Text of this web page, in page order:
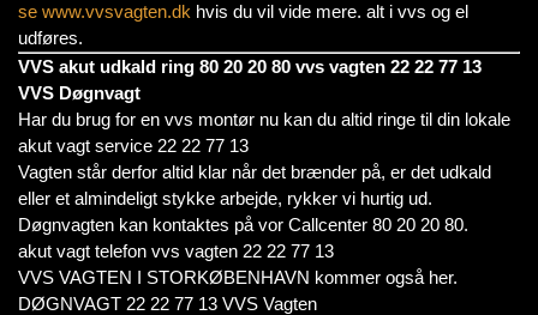
se www.vvsvagten.dk hvis du vil vide mere. alt i vvs og el
udføres.
VVS akut udkald ring 80 20 20 80 vvs vagten 22 22 77 13
VVS Døgnvagt
Har du brug for en vvs montør nu kan du altid ringe til din lokale
akut vagt service 22 22 77 13
Vagten står derfor altid klar når det brænder på, er det udkald
eller et almindeligt stykke arbejde, rykker vi hurtig ud.
Døgnvagten kan kontaktes på vor Callcenter 80 20 20 80.
akut vagt telefon vvs vagten 22 22 77 13
VVS VAGTEN I STORKØBENHAVN kommer også her.
DØGNVAGT 22 22 77 13 VVS Vagten